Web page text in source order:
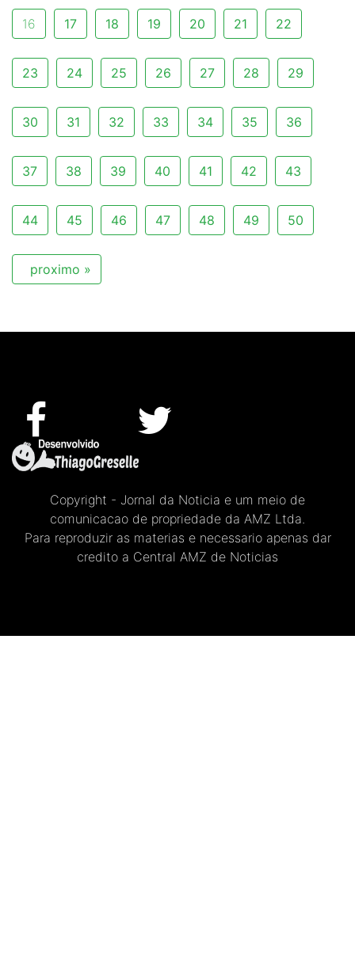
16 17 18 19 20 21 22
23 24 25 26 27 28 29
30 31 32 33 34 35 36
37 38 39 40 41 42 43
44 45 46 47 48 49 50
proximo »
Copyright - Jornal da Noticia e um meio de
comunicacao de propriedade da AMZ Ltda.
Para reproduzir as materias e necessario apenas dar
credito a Central AMZ de Noticias